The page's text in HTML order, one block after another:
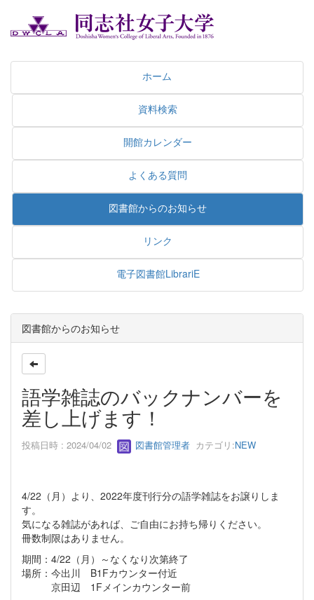
ホーム
資料検索
開館カレンダー
よくある質問
図書館からのお知らせ
リンク
電子図書館LibrariE
図書館からのお知らせ
語学雑誌のバックナンバーを
差し上げます！
投稿日時 : 2024/04/02 図書館管理者 カテゴリ:NEW
4/22（月）より、2022年度刊行分の語学雑誌をお譲りしま
す。
気になる雑誌があれば、ご自由にお持ち帰りください。
冊数制限はありません。
期間：4/22（月）～なくなり次第終了
場所：今出川 B1Fカウンター付近
京田辺 1Fメインカウンター前